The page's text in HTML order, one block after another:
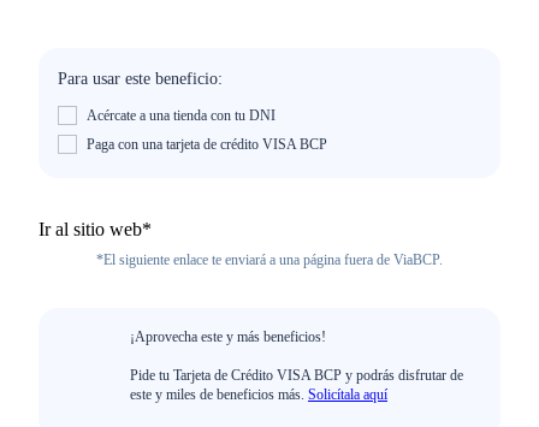
Para usar este beneficio:
Acércate a una tienda con tu DNI
Paga con una tarjeta de crédito VISA BCP
Ir al sitio web*
*El siguiente enlace te enviará a una página fuera de ViaBCP.
¡Aprovecha este y más beneficios!
Pide tu Tarjeta de Crédito VISA BCP y podrás disfrutar de
este y miles de beneficios más. Solicítala aquí